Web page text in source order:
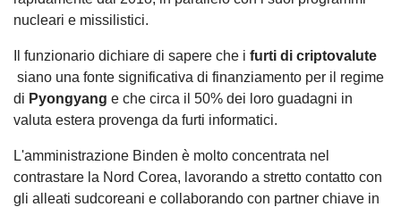
nucleari e missilistici.
Il funzionario dichiare di sapere che i furti di criptovalute
siano una fonte significativa di finanziamento per il regime
di Pyongyang e che circa il 50% dei loro guadagni in
valuta estera provenga da furti informatici.
L'amministrazione Binden è molto concentrata nel
contrastare la Nord Corea, lavorando a stretto contatto con
gli alleati sudcoreani e collaborando con partner chiave in